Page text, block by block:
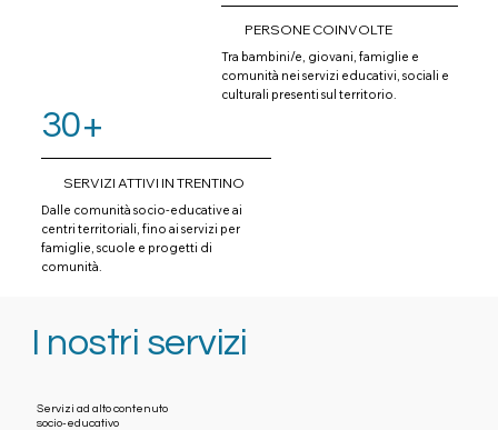
30+
SERVIZI ATTIVI IN TRENTINO
Dalle comunità socio-educative ai
centri territoriali, fino ai servizi per
famiglie, scuole e progetti di
comunità.
PERSONE COINVOLTE
Tra bambini/e, giovani, famiglie e
comunità nei servizi educativi, sociali e
culturali presenti sul territorio.
I nostri servizi
Servizi ad alto contenuto
socio-educativo